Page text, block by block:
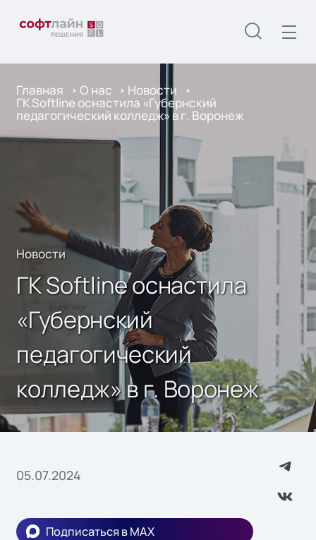
Главная О нас Новости
ГК Softline оснастила «Губернский
педагогический колледж» в г. Воронеж
Новости
ГК Softline оснастила
«Губернский
педагогический
колледж» в г. Воронеж
05.07.2024
Подписаться в MAX